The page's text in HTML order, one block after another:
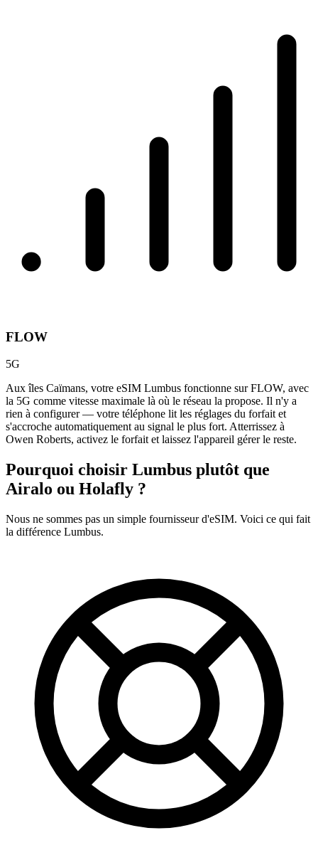
FLOW
5G
Aux îles Caïmans, votre eSIM Lumbus fonctionne sur FLOW, avec
la 5G comme vitesse maximale là où le réseau la propose. Il n'y a
rien à configurer — votre téléphone lit les réglages du forfait et
s'accroche automatiquement au signal le plus fort. Atterrissez à
Owen Roberts, activez le forfait et laissez l'appareil gérer le reste.
Pourquoi choisir Lumbus plutôt que
Airalo ou Holafly ?
Nous ne sommes pas un simple fournisseur d'eSIM. Voici ce qui fait
la différence Lumbus.